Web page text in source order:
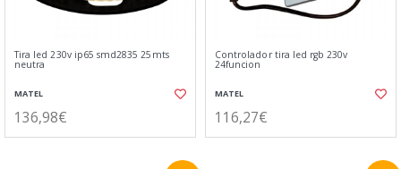
Tira led 230v ip65 smd2835 25mts
neutra
MATEL
136,98€
Controlador tira led rgb 230v
24funcion
MATEL
116,27€